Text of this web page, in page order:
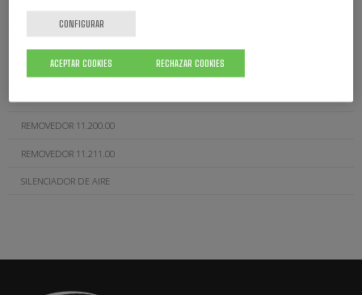
PALETA MN-65
TAPA DEPÓSITO 7.501.00
REMOVEDOR 11.200.00
REMOVEDOR 11.211.00
SILENCIADOR DE AIRE
CONFIGURAR
RECHAZAR COOKIES
ACEPTAR COOKIES